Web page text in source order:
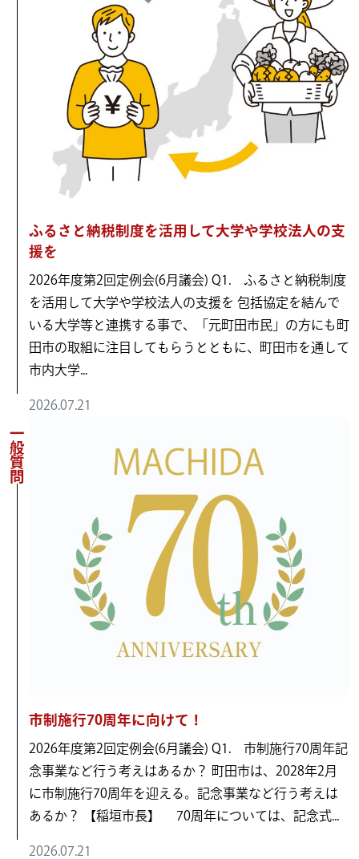
ふるさと納税制度を活用して大学や学校法人の支
援を
2026年度第2回定例会(6月議会) Q1. ふるさと納税制度
を活用して大学や学校法人の支援を 包括協定を結んで
いる大学等と連携する事で、「元町田市民」の方にも町
田市の取組に注目してもらうとともに、町田市を通して
市内大学...
2026.07.21
一般質問
市制施行70周年に向けて！
2026年度第2回定例会(6月議会) Q1. 市制施行70周年記
念事業など行う考えはあるか？ 町田市は、2028年2月
に市制施行70周年を迎える。記念事業など行う考えは
あるか？ 【稲垣市長】 70周年については、記念式...
2026.07.21